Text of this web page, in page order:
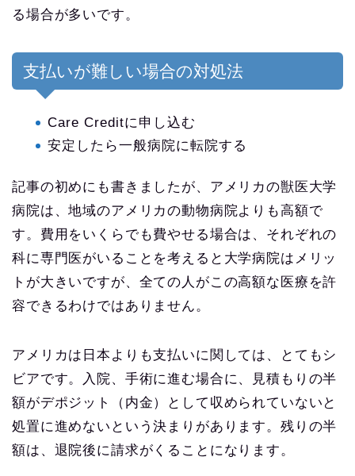
る場合が多いです。
支払いが難しい場合の対処法
Care Creditに申し込む
安定したら一般病院に転院する
記事の初めにも書きましたが、アメリカの獣医大学
病院は、地域のアメリカの動物病院よりも高額で
す。費用をいくらでも費やせる場合は、それぞれの
科に専門医がいることを考えると大学病院はメリッ
トが大きいですが、全ての人がこの高額な医療を許
容できるわけではありません。
アメリカは日本よりも支払いに関しては、とてもシ
ビアです。入院、手術に進む場合に、見積もりの半
額がデポジット（内金）として収められていないと
処置に進めないという決まりがあります。残りの半
額は、退院後に請求がくることになります。